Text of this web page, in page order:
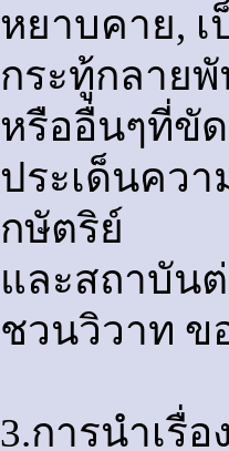
หยาบคาย, เ
กระทู้กลาย
หรืออื่นๆที่ขั
ประเด็นควา
กษัตริย์
และสถาบัน
ชวนวิวาท ข
3.การนำเรื่